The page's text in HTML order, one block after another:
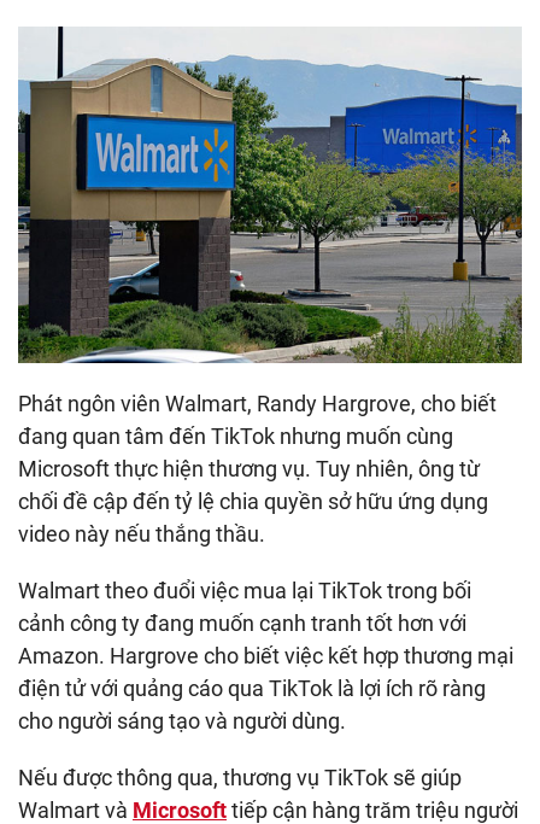
Phát ngôn viên Walmart, Randy Hargrove, cho biết
đang quan tâm đến TikTok nhưng muốn cùng
Microsoft thực hiện thương vụ. Tuy nhiên, ông từ
chối đề cập đến tỷ lệ chia quyền sở hữu ứng dụng
video này nếu thắng thầu.
Walmart theo đuổi việc mua lại TikTok trong bối
cảnh công ty đang muốn cạnh tranh tốt hơn với
Amazon. Hargrove cho biết việc kết hợp thương mại
điện tử với quảng cáo qua TikTok là lợi ích rõ ràng
cho người sáng tạo và người dùng.
Nếu được thông qua, thương vụ TikTok sẽ giúp
Walmart và Microsofttiếp cận hàng trăm triệu người